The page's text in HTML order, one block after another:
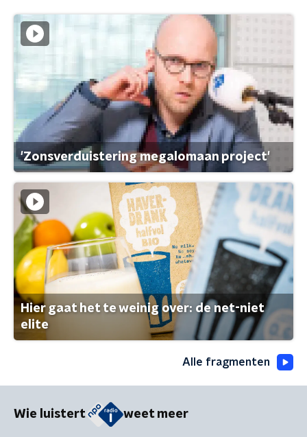
'Zonsverduistering megalomaan project'
Hier gaat het te weinig over: de net-niet
elite
Alle fragmenten
Wie luistert weet meer